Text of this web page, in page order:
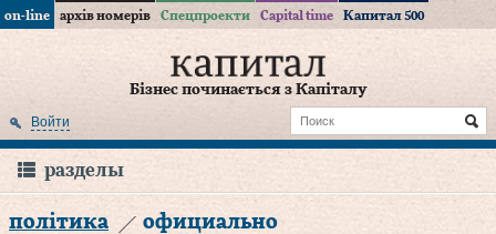
on-line архів номерів Спецпроекти Capital time Капитал 500
Бізнес починається з Капіталу
Войти
разделы
політика официально